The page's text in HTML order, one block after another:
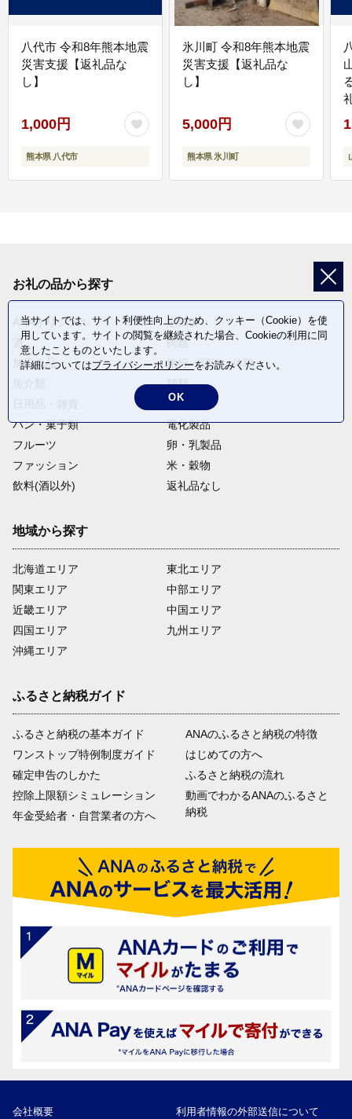
八代市 令和8年熊本地震
災害支援【返礼品な
し】
1,000円
熊本県 八代市
氷川町 令和8年熊本地震
災害支援【返礼品な
し】
5,000円
熊本県 氷川町
お礼の品から探す
ANAオリジナル
定期便
酒
肉類
加工食品
旅行・宿泊・体験
麺類
野菜
パン・菓子類
電化製品
フルーツ
卵・乳製品
ファッション
米・穀物
飲料(酒以外)
返礼品なし
地域から探す
北海道エリア
関東エリア
近畿エリア
四国エリア
沖縄エリア
東北エリア
中部エリア
中国エリア
九州エリア
ふるさと納税ガイド
ふるさと納税の基本ガイド
ワンストップ特例制度ガイド
確定申告のしかた
控除上限額シミュレーション
年金受給者・自営業者の方へ
ANAのふるさと納税の特徴
はじめての方へ
ふるさと納税の流れ
動画でわかるANAのふるさと
納税
会社概要 利用者情報の外部送信について
当サイトでは、サイト利便性向上のため、クッキー（Cookie）を使
用しています。サイトの閲覧を継続された場合、Cookieの利用に同
意したことものといたします。
詳細についてはプライバシーポリシーをお読みください。
OK